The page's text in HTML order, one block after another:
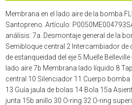
Membrana en el lado aire de la bomba
Santopreno. Artículo:
análisis: 7a. Desmontaje general de la
Semibloque central 2 Intercambiador de
de estanqueidad del eje 5 Muelle
lado aire 7b Membrana lado líquido 8
central 10 Silenciador 11 Cuerpo
13 Guía jaula de bolas 14 Bola 15a
junta 15b anillo 30 O-ring 32 O-ring